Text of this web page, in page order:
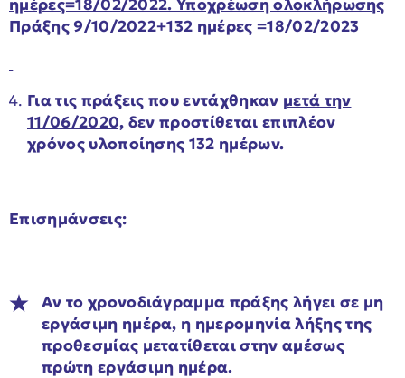
ημέρες=18/02/2022. Υποχρέωση ολοκλήρωσης
Πράξης 9/10/2022+132 ημέρες =18/02/2023
Για τις πράξεις που εντάχθηκαν μετά την
11/06/2020, δεν προστίθεται επιπλέον
χρόνος υλοποίησης 132 ημέρων.
Επισημάνσεις:
Αν το χρονοδιάγραμμα πράξης λήγει σε μη
εργάσιμη ημέρα, η ημερομηνία λήξης της
προθεσμίας μετατίθεται στην αμέσως
πρώτη εργάσιμη ημέρα.